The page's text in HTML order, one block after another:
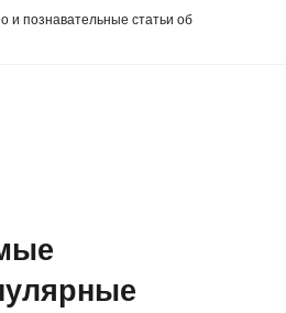
и познавательные статьи об